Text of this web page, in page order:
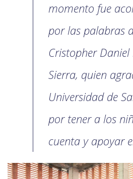
momento fue
por las palabras
Cristopher Daniel
Sierra, quien
Universidad de
por tener a los
cuenta y apoyar